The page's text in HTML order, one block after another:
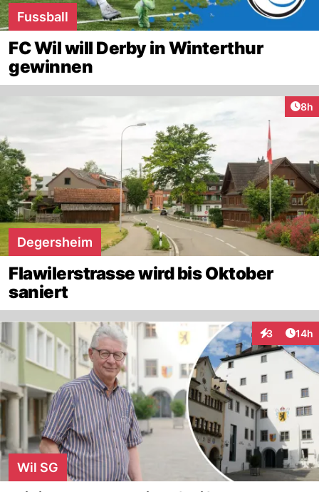
Fussball
FC Wil will Derby in Winterthur
gewinnen
8h
Degersheim
Flawilerstrasse wird bis Oktober
saniert
3
Interaktionen
14h
Wil SG